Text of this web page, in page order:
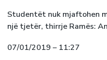
Studentët nuk mjaftohen
një tjetër, thirrje Ramës:
07/01/2019 – 11:27